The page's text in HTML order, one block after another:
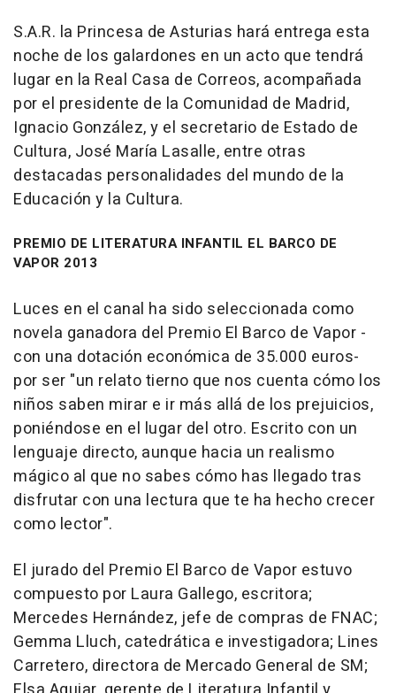
S.A.R. la Princesa de Asturias hará entrega esta
noche de los galardones en un acto que tendrá
lugar en la Real Casa de Correos, acompañada
por el presidente de la Comunidad de Madrid,
Ignacio González, y el secretario de Estado de
Cultura, José María Lasalle, entre otras
destacadas personalidades del mundo de la
Educación y la Cultura.
PREMIO DE LITERATURA INFANTIL EL BARCO DE
VAPOR 2013
Luces en el canal ha sido seleccionada como
novela ganadora del Premio El Barco de Vapor -
con una dotación económica de 35.000 euros-
por ser "un relato tierno que nos cuenta cómo los
niños saben mirar e ir más allá de los prejuicios,
poniéndose en el lugar del otro. Escrito con un
lenguaje directo, aunque hacia un realismo
mágico al que no sabes cómo has llegado tras
disfrutar con una lectura que te ha hecho crecer
como lector".
El jurado del Premio El Barco de Vapor estuvo
compuesto por Laura Gallego, escritora;
Mercedes Hernández, jefe de compras de FNAC;
Gemma Lluch, catedrática e investigadora; Lines
Carretero, directora de Mercado General de SM;